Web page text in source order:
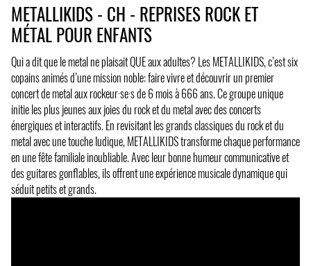
METALLIKIDS - CH - REPRISES ROCK ET
MÉTAL POUR ENFANTS
Qui a dit que le metal ne plaisait QUE aux adultes? Les METALLIKIDS, c’est six
copains animés d’une mission noble: faire vivre et découvrir un premier
concert de metal aux rockeur·se·s de 6 mois à 666 ans. Ce groupe unique
initie les plus jeunes aux joies du rock et du metal avec des concerts
énergiques et interactifs. En revisitant les grands classiques du rock et du
metal avec une touche ludique, METALLIKIDS transforme chaque performance
en une fête familiale inoubliable. Avec leur bonne humeur communicative et
des guitares gonflables, ils offrent une expérience musicale dynamique qui
séduit petits et grands.